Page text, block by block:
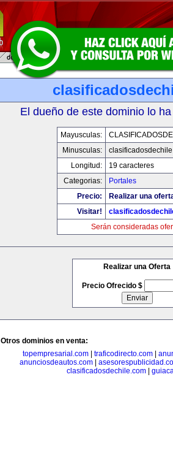
El dueño de este dominio lo
Mayusculas:
Minusculas:
Longitud:
19 caracteres
Categorias:
Portales
Precio:
Realizar una
Visitar!
Serán consideradas
Realizar una Oferta
Precio Ofrecido $
Otros dominios en venta:
topempresarial.com
traficodirecto.com
anunciosdeautos.com|
clasificadosdechile.com|